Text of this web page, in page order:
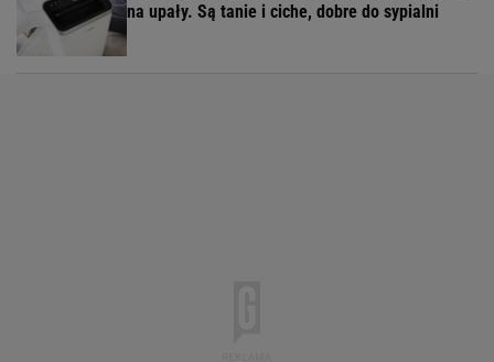
na upały. Są tanie i ciche, dobre do sypialni